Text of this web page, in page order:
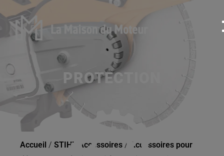
PROTECTION
Accueil / STIHL Accessoires / Accessoires pour